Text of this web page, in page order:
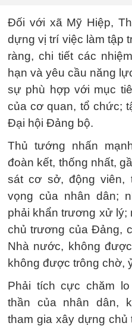
Đối với xã Mỹ Hiệp,
dựng vị trí việc làm tập
ràng, chi tiết các
hạn và yêu cầu năng
sự phù hợp với mục
của cơ quan, tổ chức;
Đại hội Đảng bộ.
Thủ tướng nhấn
đoàn kết, thống nhất,
sát cơ sở, động viên,
vọng của nhân dân;
phải khẩn trương xử lý;
chủ trương của Đảng,
Nhà nước, không
không được trông chờ,
Phải tích cực chăm
thần của nhân dân,
tham gia xây dựng